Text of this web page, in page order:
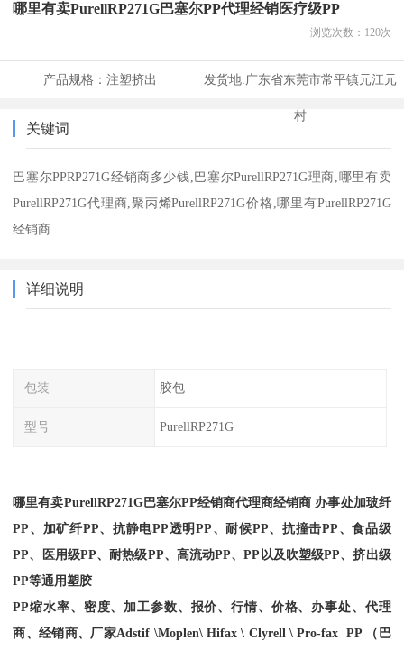
哪里有卖PurellRP271G巴塞尔PP代理经销医疗级PP
浏览次数： 120次
产品规格： 注塑挤出 发货地:广东省东莞市常平镇元江元
村
关键词
巴塞尔PPRP271G经销商多少钱,巴塞尔PurellRP271G理商,哪里有卖
PurellRP271G代理商,聚丙烯PurellRP271G价格,哪里有PurellRP271G
经销商
详细说明
包装 胶包
型号 PurellRP271G
哪里有卖PurellRP271G巴塞尔PP经销商代理商经销商 办事处加玻纤
PP、加矿纤PP、抗静电PP透明PP、耐候PP、抗撞击PP、食品级
PP、医用级PP、耐热级PP、高流动PP、PP以及吹塑级PP、挤出级
PP等通用塑胶
PP缩水率、密度、加工参数、报价、行情、价格、办事处、代理
商、经销商、厂家Adstif \Moplen\ Hifax \ Clyrell \ Pro-fax PP （巴